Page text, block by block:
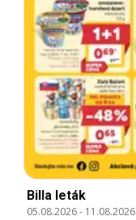
Billa leták
05.08.2026- 11.08.2026